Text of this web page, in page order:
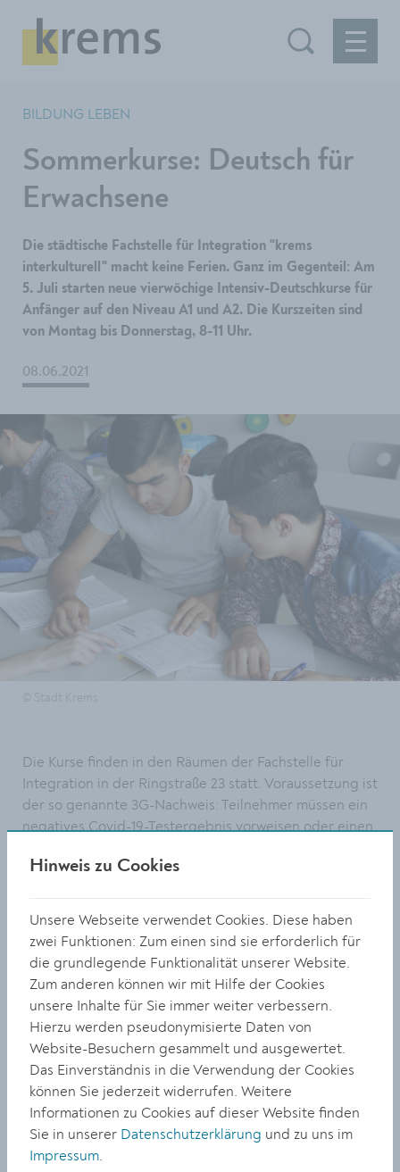
BILDUNG LEBEN
Sommerkurse: Deutsch für
Erwachsene
Die städtische Fachstelle für Integration "krems
interkulturell" macht keine Ferien. Ganz im Gegenteil: Am
5. Juli starten neue vierwöchige Intensiv-Deutschkurse für
Anfänger auf den Niveau A1 und A2. Die Kurszeiten sind
von Montag bis Donnerstag, 8-11 Uhr.
08.06.2021
Die Kurse finden in den Räumen der Fachstelle für
Integration in der Ringstraße 23 statt. Voraussetzung ist
der so genannte 3G-Nachweis: Teilnehmer müssen ein
negatives Covid-19-Testergebnis vorweisen oder einen
vorlegen. Der Kurs ist grundsätzlich kostenlos. Für die
bezahlen.
Die Anmeldung ist bis 28 Juni notwendig: Tel.
0676/840803208,office@krems-interkulturell.at.
Intensiv-Deutschkurse für Erwachsene: 5.-29. Juli 2021,
Verein Impulse Krems, Ringstraße 23.
www.impulse-krems.at
TEILEN
Hinweis zu Cookies
Unsere Webseite verwendet Cookies. Diese haben
zwei Funktionen: Zum einen sind sie erforderlich für
die grundlegende Funktionalität unserer Website.
Zum anderen können wir mit Hilfe der Cookies
unsere Inhalte für Sie immer weiter verbessern.
Hierzu werden pseudonymisierte Daten von
Website-Besuchern gesammelt und ausgewertet.
Das Einverständnis in die Verwendung der Cookies
können Sie jederzeit widerrufen. Weitere
Informationen zu Cookies auf dieser Website finden
Sie in unserer Datenschutzerklärung und zu uns im
Impressum.